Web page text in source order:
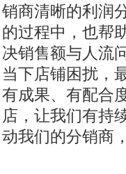
销商清晰的利润
的过程中，也帮
决销售额与人流
当下店铺困扰，
有成果、有配合
店，让我们有持
动我们的分销商